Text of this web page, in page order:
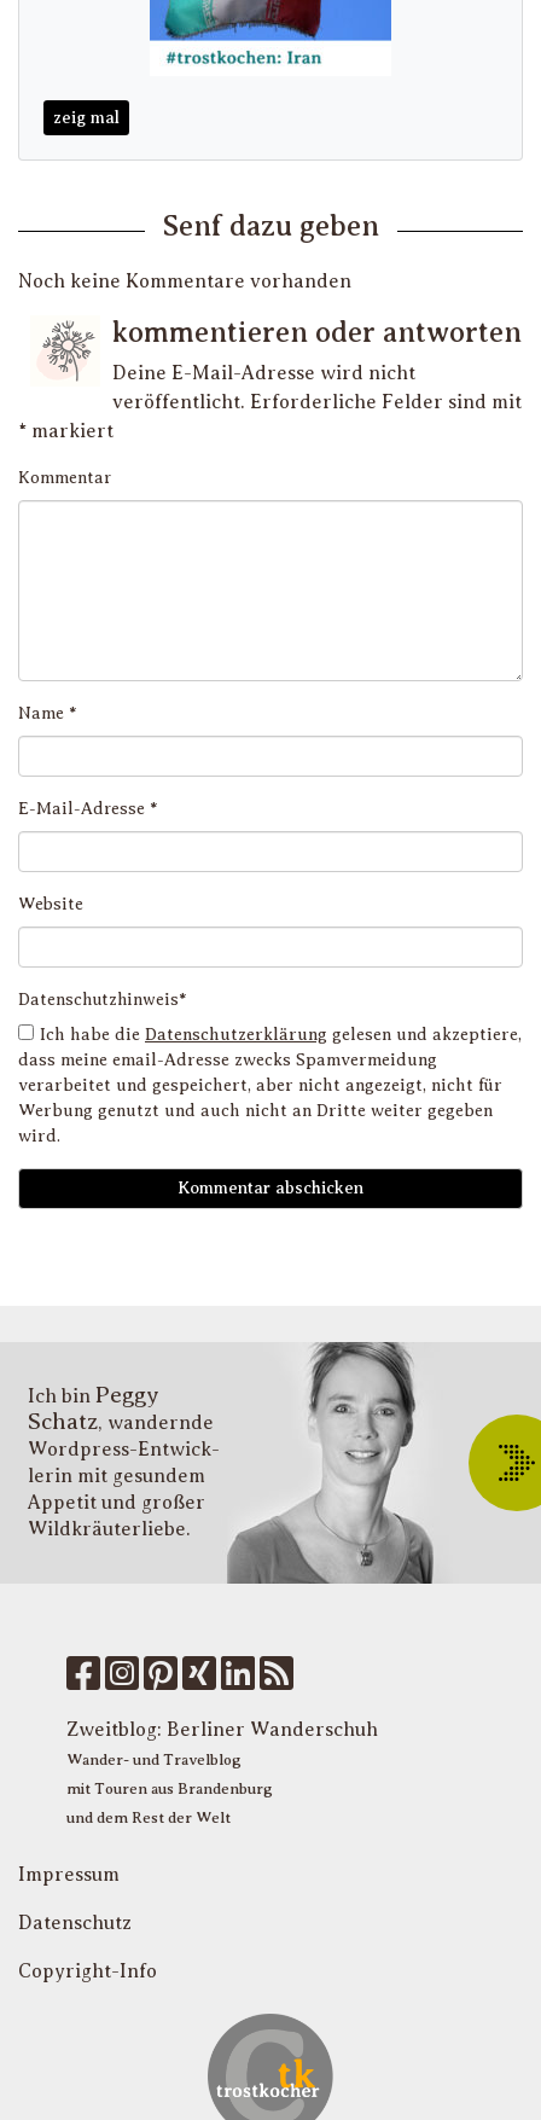
zeig mal
Senf dazu geben
Noch keine Kommentare vorhanden
kommentieren oder antworten
Deine E-Mail-Adresse wird nicht
veröffentlicht. Erforderliche Felder sind mit
* markiert
Kommentar
Name *
E-Mail-Adresse *
Website
Datenschutzhinweis*
Ich habe die Datenschutzerklärung gelesen und akzeptiere,
dass meine email-Adresse zwecks Spamvermeidung
verarbeitet und gespeichert, aber nicht angezeigt, nicht für
Werbung genutzt und auch nicht an Dritte weiter gegeben
wird.
Ich bin Peggy
Schatz, wandernde
Wordpress-Entwick­
lerin mit gesundem
Appetit und großer
Wildkräuter­liebe.
Zweitblog: Berliner Wanderschuh
Wander- und Travelblog
mit Touren aus Brandenburg
und dem Rest der Welt
Impressum
Datenschutz
Copyright-Info